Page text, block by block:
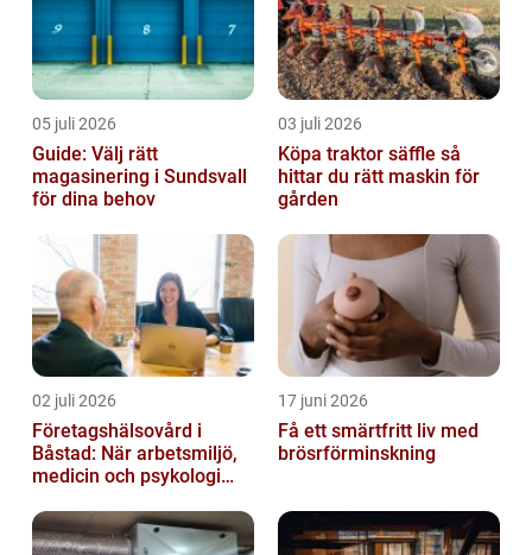
05 juli 2026
Guide: Välj rätt
magasinering i Sundsvall
för dina behov
03 juli 2026
Köpa traktor säffle så
hittar du rätt maskin för
gården
02 juli 2026
Företagshälsovård i
Båstad: När arbetsmiljö,
medicin och psykologi
17 juni 2026
Få ett smärtfritt liv med
brösrförminskning